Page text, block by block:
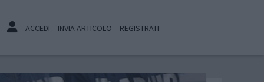
ACCEDI INVIA ARTICOLO REGISTRATI